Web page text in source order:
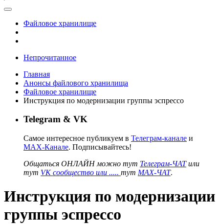
Файловое хранилище
Непрочитанное
Главная
Анонсы файлового хранилища
Файловое хранилище
Инструкция по модернизации группы эспрессо
Telegram & VK
Самое интересное публикуем в Телеграм-канале и
MAX-Канале. Подписывайтесь!
Общаться ОНЛАЙН можно тут Телеграм-ЧАТили
тут VK сообщество или ..... тут MAX-ЧАТ.
Инструкция по модернизации
группы эспрессо